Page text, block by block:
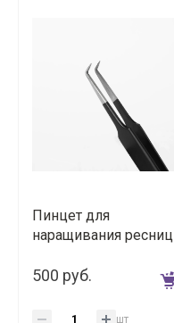
Пинцет для
наращивания ресниц
Line)
500 руб.
шт